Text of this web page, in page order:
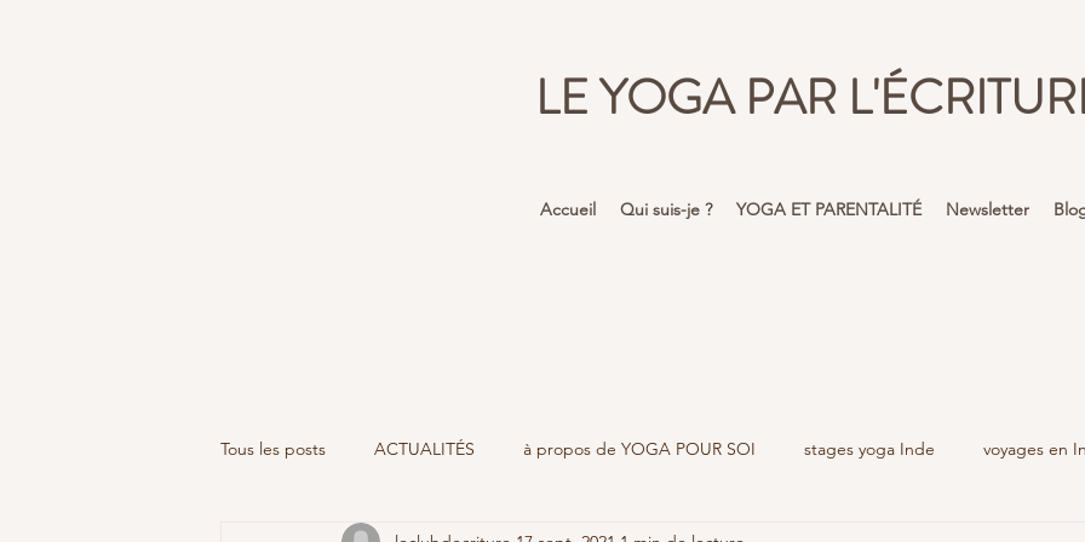
LE YOGA PAR
Accueil Qui suis-je ? YOGA ET PARENTALITÉ Newsletter
Tous les posts ACTUALITÉS à propos de YOGA POUR SOI stages yoga Inde voyages en